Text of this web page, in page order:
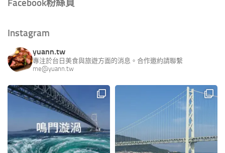
Facebook粉絲頁
Instagram
yuann.tw
專注於台日美食與旅遊方面的消息。合作邀約請聯繫
me@yuann.tw